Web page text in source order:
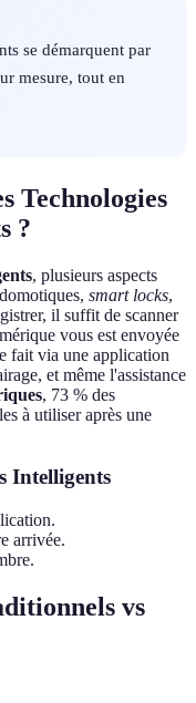
se démarquent par
mesure, tout en
Technologies
?
, plusieurs aspects
smart locks,
il suffit de scanner
vous est envoyée
fait via une application
et même l'assistance
, 73 % des
à utiliser après une
Intelligents
arrivée.
vs